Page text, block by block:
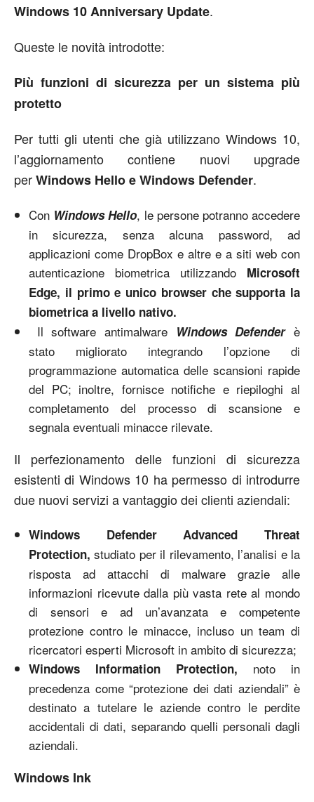
Windows 10 Anniversary Update.
Queste le novità introdotte:
Più funzioni di sicurezza per un sistema più
protetto
Per tutti gli utenti che già utilizzano Windows 10,
l’aggiornamento contiene nuovi upgrade
perWindows Hello e Windows Defender.
Con Windows Hello, le persone potranno accedere
in sicurezza, senza alcuna password, ad
applicazioni come DropBox e altre e a siti web con
autenticazione biometrica utilizzando Microsoft
Edge, il primo e unico browser che supporta la
biometrica a livello nativo.
Il software antimalware Windows Defenderè
stato migliorato integrando l’opzione di
programmazione automatica delle scansioni rapide
del PC; inoltre, fornisce notifiche e riepiloghi al
completamento del processo di scansione e
segnala eventuali minacce rilevate.
Il perfezionamento delle funzioni di sicurezza
esistenti di Windows 10 ha permesso di introdurre
due nuovi servizi a vantaggio dei clienti aziendali:
Windows Defender Advanced Threat
Protection, studiato per il rilevamento, l’analisi e la
risposta ad attacchi di malware grazie alle
informazioni ricevute dalla più vasta rete al mondo
di sensori e ad un’avanzata e competente
protezione contro le minacce, incluso un team di
ricercatori esperti Microsoft in ambito di sicurezza;
Windows Information Protection, noto in
precedenza come “protezione dei dati aziendali” è
destinato a tutelare le aziende contro le perdite
accidentali di dati, separando quelli personali dagli
aziendali.
Windows Ink